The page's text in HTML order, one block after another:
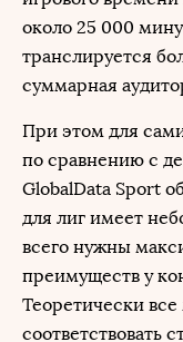
около 25 000
транслируется
суммарная
При этом для
по сравнению с
GlobalData Sport
для лиг имеет
всего нужны
преимуществ у
Теоретически
соответствовать